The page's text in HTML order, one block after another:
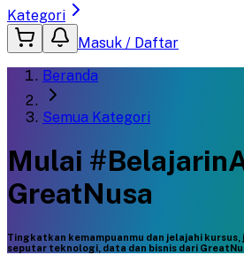
Kategori
Masuk / Daftar
Beranda
Semua Kategori
Mulai
GreatNusa
Tingkatkan kemampuanmu dan jelajahi kursus,
seputar teknologi, data dan bisnis dari